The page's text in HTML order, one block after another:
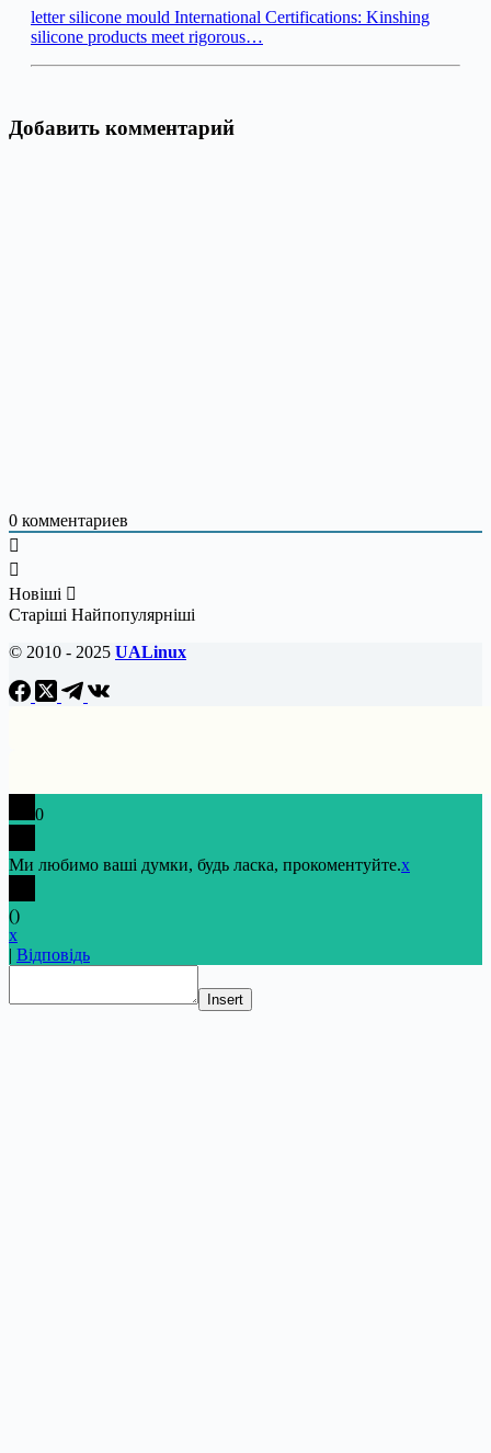
letter silicone mould International Certifications: Kinshing
silicone products meet rigorous…
Добавить комментарий
0 комментариев
Новіші
Старіші Найпопулярніші
© 2010 - 2025 UALinux
0
Ми любимо ваші думки, будь ласка, прокоментуйте.x
()
x
| Відповідь
Insert